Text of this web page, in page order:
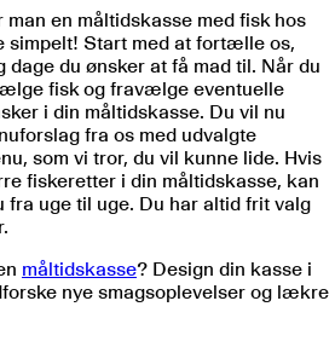
en måltidskasse med fisk hos
simpelt! Start med at fortælle os,
dage du ønsker at få mad til. Når du
fisk og fravælge eventuelle
i din måltidskasse. Du vil nu
fra os med udvalgte
som vi tror, du vil kunne lide. Hvis
fiskeretter i din måltidskasse, kan
uge til uge. Du har altid frit valg
måltidskasse? Design din kasse i
nye smagsoplevelser og lækre